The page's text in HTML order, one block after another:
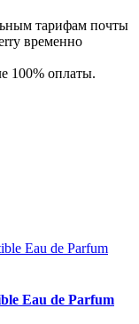
тарифам почты
временно
100% оплаты.
Eau de Parfum